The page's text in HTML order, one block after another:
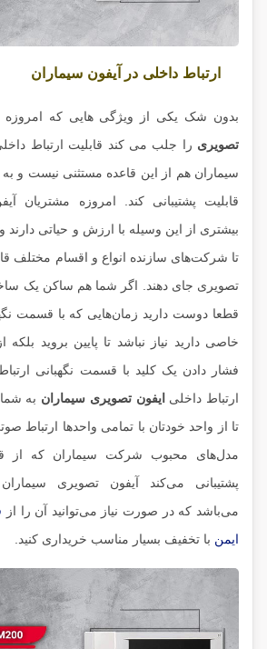
ارتباط داخلی در آیفون سیماران
بدون شک یکی از ویژگی هایی که امروزه
تصویری را جلب می کند قابلیت ارتباط
سیماران هم از این قاعده مستثنی نیست و به
قابلیت پشتیبانی کند. امروزه مشتریان
بیشتری از این وسیله با ارزش و حیاتی
تا شرکت‌های سازنده انواع و اقسام مختلف
تصویری جای دهند. اگر شما هم ساکن یک
قطعا دوست دارید زمان‌هایی که با قسمت
خاصی دارید نیاز نباشد تا پایین بروید بلکه
فشار دادن یک کلید با قسمت نگهبانی
ارتباط داخلی ایفون‌ تصویری سیماران به
تا از واحد خودتان با تمامی واحد‌ها ارتباط
مدل‌های محبوب شرکت سیماران که از
می‌باشد که در صورت نیاز می‌توانید آن را از
ایمن با تخفیف بسیار مناسب خریداری کنید.